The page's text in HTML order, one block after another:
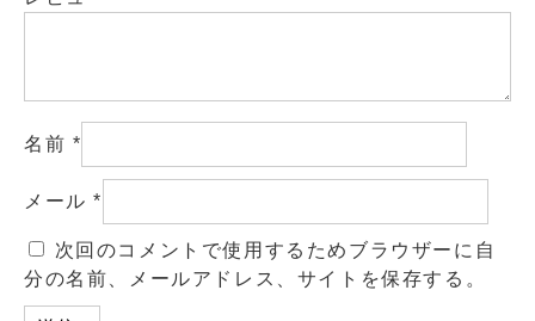
名前 *
メール*
次回のコメントで使用するためブラウザーに自
分の名前、メールアドレス、サイトを保存する。